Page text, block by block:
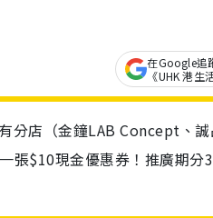
在Google追
《UHK 港生
分店（金鐘LAB Concept、
張$10現金優惠券！推廣期分